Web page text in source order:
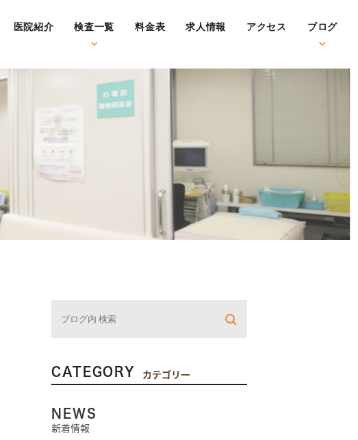
医院紹介 検査一覧 料金表 求人情報 アクセス ブログ
CATEGORY カテゴリー
NEWS
新着情報